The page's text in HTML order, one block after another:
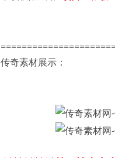
传奇素材展示：